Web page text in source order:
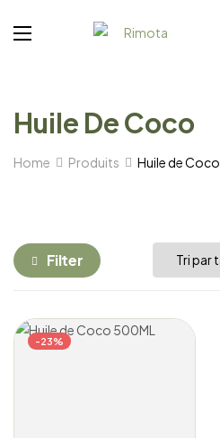
Huile De Coco
Home Produits Huile de Coco
Filter
-23%